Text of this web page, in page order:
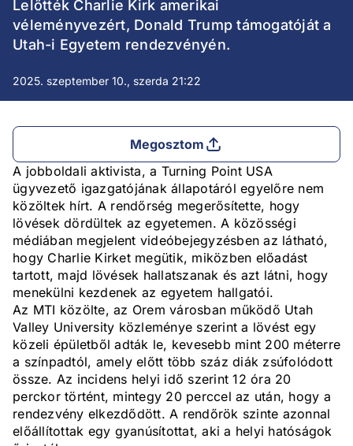
Lelőtték Charlie Kirk amerikai
véleményvezért, Donald Trump támogatóját a
Utah-i Egyetem rendezvényén.
2025. szeptember 10., szerda 21:22
Megosztom
A jobboldali aktivista, a Turning Point USA
ügyvezető igazgatójának állapotáról egyelőre nem
közöltek hírt. A rendőrség megerősítette, hogy
lövések dördültek az egyetemen. A közösségi
médiában megjelent videóbejegyzésben az látható,
hogy Charlie Kirket megütik, miközben előadást
tartott, majd lövések hallatszanak és azt látni, hogy
menekülni kezdenek az egyetem hallgatói.
Az MTI közölte, az Orem városban működő Utah
Valley University közleménye szerint a lövést egy
közeli épületből adták le, kevesebb mint 200 méterre
a színpadtól, amely előtt több száz diák zsúfolódott
össze. Az incidens helyi idő szerint 12 óra 20
perckor történt, mintegy 20 perccel az után, hogy a
rendezvény elkezdődött. A rendőrök szinte azonnal
előállítottak egy gyanúsítottat, aki a helyi hatóságok